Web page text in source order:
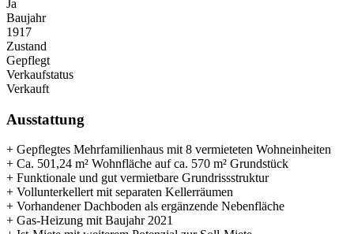
Ja
Baujahr
1917
Zustand
Gepflegt
Verkaufstatus
Verkauft
Ausstattung
+ Gepflegtes Mehrfamilienhaus mit 8 vermieteten Wohneinheiten
+ Ca. 501,24 m² Wohnfläche auf ca. 570 m² Grundstück
+ Funktionale und gut vermietbare Grundrissstruktur
+ Vollunterkellert mit separaten Kellerräumen
+ Vorhandener Dachboden als ergänzende Nebenfläche
+ Gas-Heizung mit Baujahr 2021